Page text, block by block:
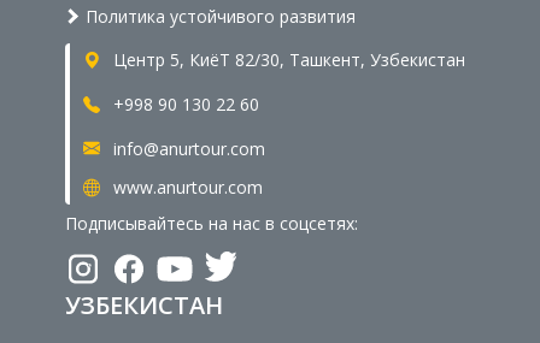
Политика устойчивого развития
Центр 5, КиёТ 82/30, Ташкент, Узбекистан
+998 90 130 22 60
info@anurtour.com
www.anurtour.com
Подписывайтесь на нас в соцсетях:
УЗБЕКИСТАН